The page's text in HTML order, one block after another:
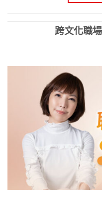
跨文化職